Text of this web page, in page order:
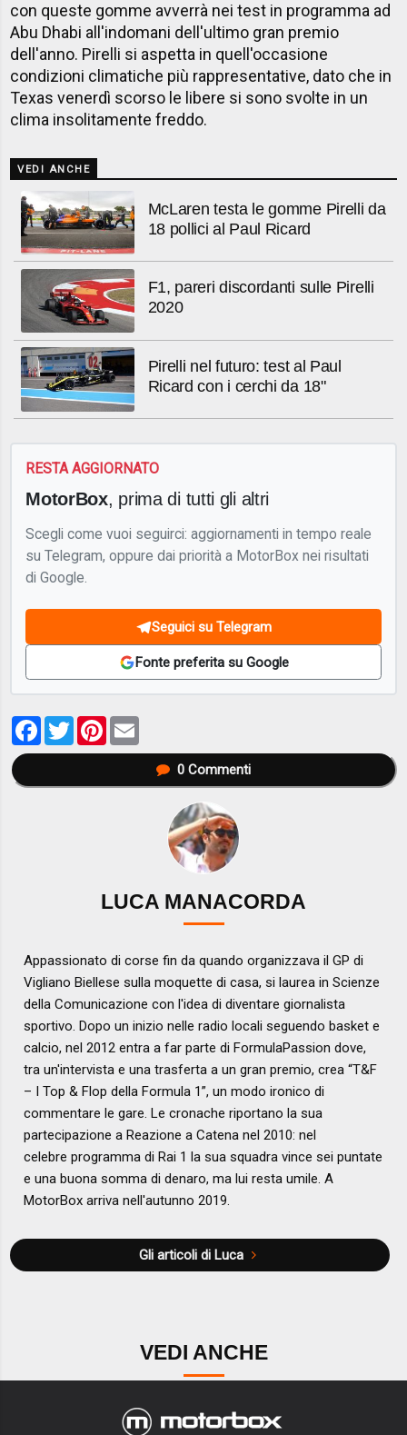
con queste gomme avverrà nei test in programma ad
Abu Dhabi all'indomani dell'ultimo gran premio
dell'anno. Pirelli si aspetta in quell'occasione
condizioni climatiche più rappresentative, dato che in
Texas venerdì scorso le libere si sono svolte in un
clima insolitamente freddo.
VEDI ANCHE
McLaren testa le gomme Pirelli da
18 pollici al Paul Ricard
F1, pareri discordanti sulle Pirelli
2020
Pirelli nel futuro: test al Paul
Ricard con i cerchi da 18"
RESTA AGGIORNATO
MotorBox, prima di tutti gli altri
Scegli come vuoi seguirci: aggiornamenti in tempo reale
su Telegram, oppure dai priorità a MotorBox nei risultati
di Google.
Seguici su Telegram
Fonte preferita su Google
Facebook
TwitterPinterest
0Commenti
LUCA MANACORDA
Appassionato di corse fin da quando organizzava il GP di
Vigliano Biellese sulla moquette di casa, si laurea in Scienze
della Comunicazione con l'idea di diventare giornalista
sportivo. Dopo un inizio nelle radio locali seguendo basket e
calcio, nel 2012 entra a far parte di FormulaPassion dove,
tra un'intervista e una trasferta a un gran premio, crea “T&F
– I Top & Flop della Formula 1”, un modo ironico di
commentare le gare. Le cronache riportano la sua
partecipazione a Reazione a Catena nel 2010: nel
celebre programma di Rai 1 la sua squadra vince sei puntate
e una buona somma di denaro, ma lui resta umile. A
MotorBox arriva nell'autunno 2019.
Gli articoli di Luca
VEDI ANCHE